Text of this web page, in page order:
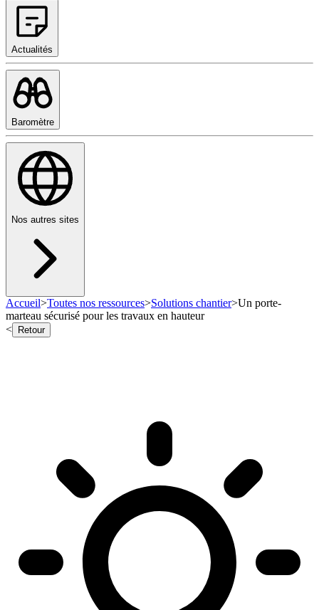
Actualités
Baromètre
Nos autres sites
Accueil>Toutes nos ressources>Solutions chantier>Un porte-
marteau sécurisé pour les travaux en hauteur
<
Retour